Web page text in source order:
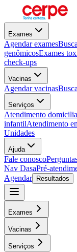
Exames
Agendar exames
genômicosExames
check-ups
Vacinas
Agendar vacinas
Serviços
Atendimento
infantilAtendimento
Unidades
Ajuda
Fale conosco
Nav DasaPré-
Agendar
Resultados
Exames
Vacinas
Serviços